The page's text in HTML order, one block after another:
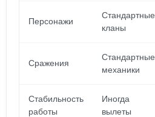
Персонажи
Стандартные
кланы
Сражения
Стандартные
механики
Стабильность
работы
Иногда
вылеты